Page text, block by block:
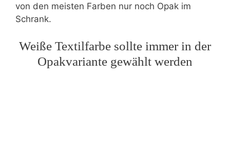
von den meisten Farben nur noch Opak im
Schrank.
Weiße Textilfarbe sollte immer in der
Opakvariante gewählt werden